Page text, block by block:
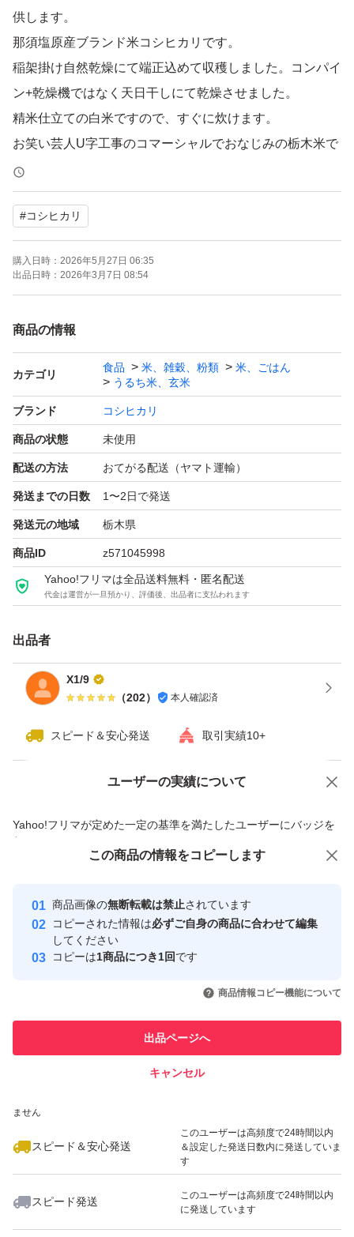
供します。
那須塩原産ブランド米コシヒカリです。
稲架掛け自然乾燥にて端正込めて収穫しました。コンパイ
ン+乾燥機ではなく天日干しにて乾燥させました。
精米仕立ての白米ですので、すぐに炊けます。
お笑い芸人U字工事のコマーシャルでおなじみの栃木米で
す。しかもU字工事の地元那須塩原産です。「美味すぎて
コメンネーコメンネー！」当方も毎日食べていますので味
に自信があります。この機会に是非ご賞味下さい。
#コシヒカリ
購入日時： 2026年5月27日 06:35
出品日時： 2026年3月7日 08:54
商品の情報
カテゴリ
食品 米、雑穀、粉類
米、ごはん
うるち米、玄米
ブランド コシヒカリ
商品の状態 未使用
配送の方法 おてがる配送（ヤマト運輸）
発送までの日数 1〜2日で発送
発送元の地域 栃木県
商品ID z571045998
Yahoo!フリマは全品送料無料・匿名配送
代金は運営が一旦預かり、評価後、出品者に支払われます
出品者
X1/9
（202） 本人確認済
スピード＆安心発送 取引実績10+
ユーザーの実績について
Yahoo!フリマが定めた一定の基準を満たしたユーザーにバッジを
付与しています
安心取引出品者
心・安全なユーザーです
取引実績
引を完了させた実績があります
での取引実績があります
ません
スピード＆安心発送
このユーザーは高頻度で24時間以内
＆設定した発送日数内に発送していま
す
スピード発送
このユーザーは高頻度で24時間以内
に発送しています
価格の相談 商品への質問
この商品の情報をコピーします
商品画像の無断転載は禁止されています
コピーされた情報は必ずご自身の商品に合わせて編集
してください
コピーは1商品につき1回です
商品情報コピー機能について
出品ページへ
キャンセル
この商品をみている人にオススメ
いいね！
6,700